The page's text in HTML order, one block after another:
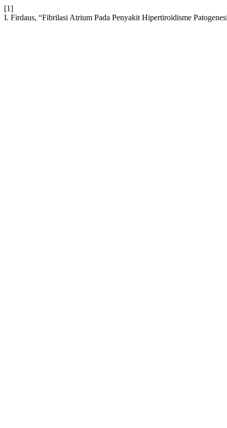
[1]
I. Firdaus, “Fibrilasi Atrium Pada Penyakit Hipertiroidisme